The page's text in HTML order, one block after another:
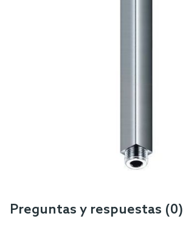
Preguntas y respuestas (0)